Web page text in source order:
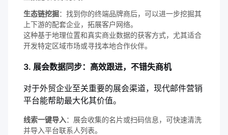
生态链挖掘：找到你的终端品牌商后，可以进一步挖掘其
上下游的配套企业，拓展客户网络。
这种基于地理位置和真实商业数据的获客方式，尤其适合
开发特定区域市场或寻找本地合作伙伴。
3. 展会数据同步：高效跟进，不错失商机
对于外贸企业至关重要的展会渠道，现代邮件营销
平台能帮助最大化其价值。
线索一键导入：展会收集的名片或扫码信息，可快速清洗
并导入平台联系人列表。